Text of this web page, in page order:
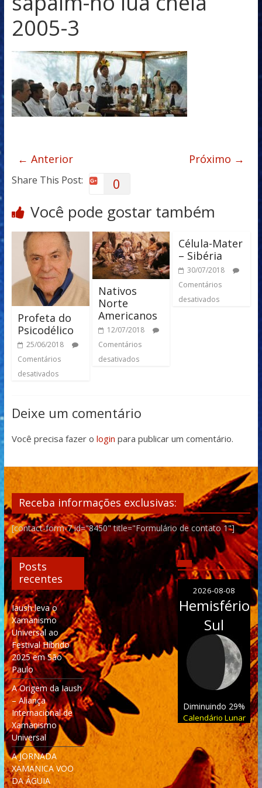
2005-3
← Anterior Próximo →
Share This Post: 0
Você pode gostar também
Profeta do
Psicodélico
25/06/2018
Comentários
desativados
Nativos
Norte
Americanos
12/07/2018
Comentários
desativados
Célula-Mater
– Sibéria
30/07/2018
Comentários
desativados
Deixe um comentário
Você precisa fazer o login para publicar um comentário.
Receba informações exclusivas:
[contact-form-7 id="8450" title="Formulário de contato 1"]
Posts
recentes
Iaush leva o
Xamanismo
Universal ao
Festival Híbrido
2025 em São
Paulo
A Origem da Iaush
– Aliança
Internacional de
Xamanismo
Universal
A JORNADA
XAMANICA VOO
DA ÁGUIA
2026-08-08
Hemisfério
Sul
Diminuindo 29%
Calendário Lunar